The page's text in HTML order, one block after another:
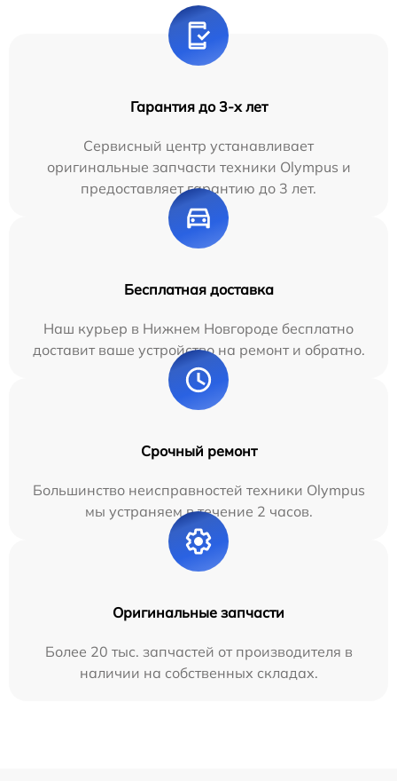
Гарантия до 3-х лет
Сервисный центр устанавливает
оригинальные запчасти техники Olympus и
предоставляет гарантию до 3 лет.
Бесплатная доставка
Наш курьер в Нижнем Новгороде бесплатно
доставит ваше устройство на ремонт и обратно.
Срочный ремонт
Большинство неисправностей техники Olympus
мы устраняем в течение 2 часов.
Оригинальные запчасти
Более 20 тыс. запчастей от производителя в
наличии на собственных складах.